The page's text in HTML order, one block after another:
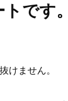
です。
けません。